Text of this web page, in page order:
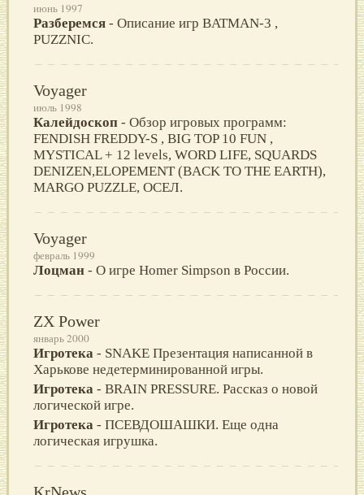
июнь 1997
Разберемся - Описание игр BATMAN-3 ,
PUZZNIC.
Voyager
июль 1998
Калейдоскоп - Обзор игровых программ:
FENDISH FREDDY-S , BIG TOP 10 FUN ,
MYSTICAL + 12 levels, WORD LIFE, SQUARDS
DENIZEN,ELOPEMENT (BACK TO THE EARTH),
MARGO PUZZLE, ОСЕЛ.
Voyager
февраль 1999
Лоцман - О игре Homer Simpson в России.
ZX Power
январь 2000
Игротека - SNAKE Презентация написанной в
Харькове недетерминированной игры.
Игротека - BRAIN PRESSURE. Рассказ о новой
логической игре.
Игротека - ПСЕВДОШАШКИ. Еще одна
логическая игрушка.